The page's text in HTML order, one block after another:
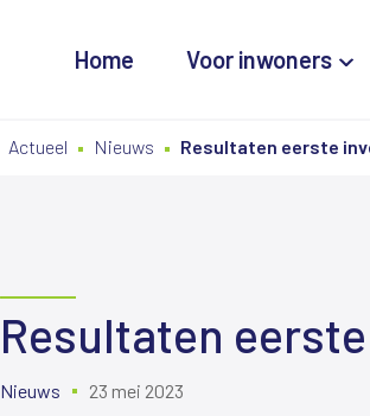
Home Voor inwoners
Actueel Nieuws Resultaten eerste
Resultaten
Nieuws 23 mei 2023